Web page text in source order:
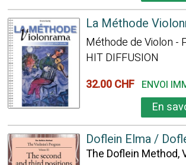
La Méthode
Méthode de Violon -
HIT DIFFUSION
32.00 CHF ENVOI
En
Doflein Elma /
The Doflein Method,